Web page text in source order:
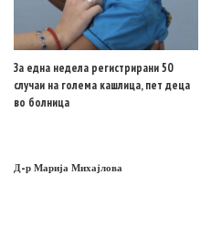
За една недела регистрирани 50
случаи на голема кашлица, пет деца
во болница
Д-р Марија Михајлова